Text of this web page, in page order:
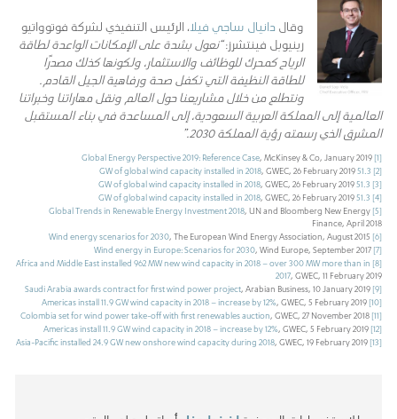
وقال دانيال ساجي فيلا ، الرئيس التنفيذي لشركة فوتوواتيو
رينيوبل فينتشرز:“نعول بشدة على الإمكانات الواعدة لطاقة
الرياح كمحرك للوظائف والاستثمار، ولكونها كذلك مصدرًا
للطاقة النظيفة التي تكفل صحة ورفاهية الجيل القادم.
ونتطلع من خلال مشاريعنا حول العالم ونقل مهاراتنا وخبراتنا
العالمية إلى المملكة العربية السعودية، إلى المساعدة في بناء المستقبل
المشرق الذي رسمته رؤية المملكة 2030.”
[1]
Global Energy Perspective 2019: Reference Case, McKinsey & Co, January 2019
[2]
51.3 GW of global wind capacity installed in 2018
, GWEC, 26 February 2019
[3]
51.3 GW of global wind capacity installed in 2018
, GWEC, 26 February 2019
[4]
51.3 GW of global wind capacity installed in 2018
, GWEC, 26 February 2019
[5]
Global Trends in Renewable Energy Investment 2018, UN and Bloomberg New Energy
Finance, April 2018
[6]
Wind energy scenarios for 2030, The European Wind Energy Association, August 2015
[7]
Wind energy in Europe: Scenarios for 2030, Wind Europe, September 2017
[8]
Africa and Middle East installed 962 MW new wind capacity in 2018 – over 300 MW more than in
2017, GWEC, 11 February 2019
[9]
Saudi Arabia awards contract for first wind power project, Arabian Business, 10 January 2019
[10]
Americas install 11.9 GW wind capacity in 2018 – increase by 12%, GWEC, 5 February 2019
[11]
Colombia set for wind power take-off with first renewables auction, GWEC, 27 November 2018
[12]
Americas install 11.9 GW wind capacity in 2018 – increase by 12%, GWEC, 5 February 2019
[13]
Asia-Pacific installed 24.9 GW new onshore wind capacity during 2018, GWEC, 19 February 2019